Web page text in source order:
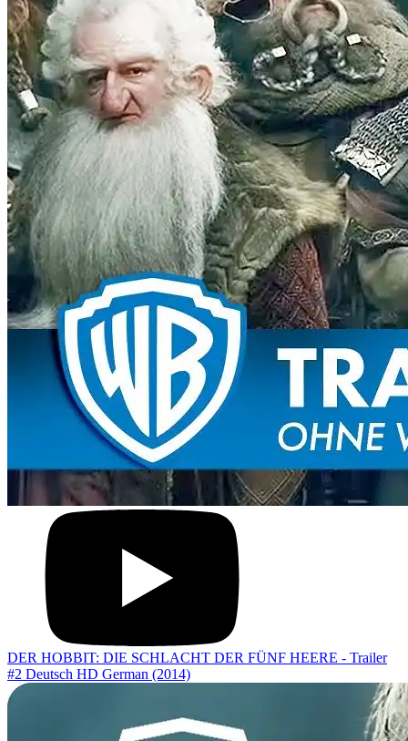
DER HOBBIT: DIE SCHLACHT DER FÜNF HEERE - Trailer
#2 Deutsch HD German (2014)